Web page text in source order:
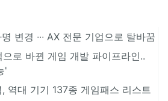
변경 ∙∙∙ AX 전문 기업으로 탈바꿈
로 바뀐 게임 개발 파이프라인..
'
역대 기기 137종 게임패스 리스트